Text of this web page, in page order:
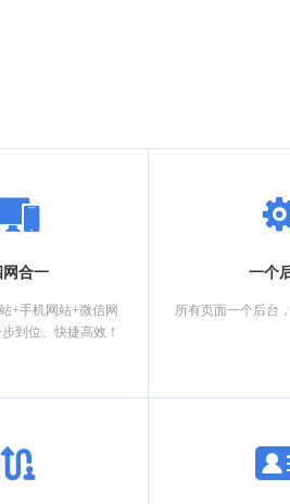
网合一
+手机网站+微信网
到位、快捷高效！
一个
所有页面一个后台